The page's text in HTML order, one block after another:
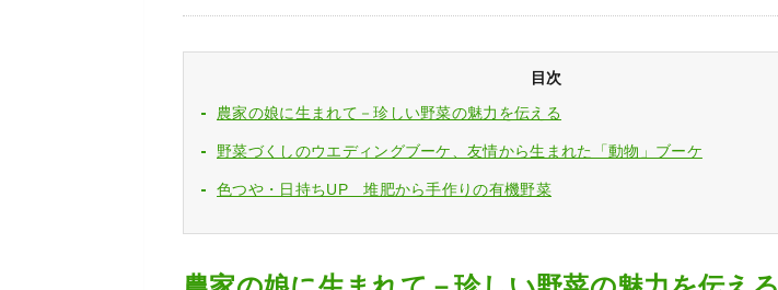
目次
農家の娘に生まれて－珍しい野菜の魅力を伝える
野菜づくしのウエディングブーケ、友情から生まれた「動物」ブーケ
色つや・日持ちUP 堆肥から手作りの有機野菜